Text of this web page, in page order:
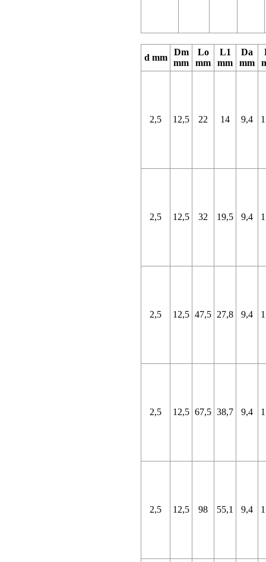
d mm
Dm
mm
Lo
mm
L1
mm
Da
mm
2,5 12,5 22 14 9,4
2,5 12,5 32 19,5 9,4
2,5 12,5 47,5 27,8 9,4
2,5 12,5 67,5 38,7 9,4
2,5 12,5 98 55,1 9,4